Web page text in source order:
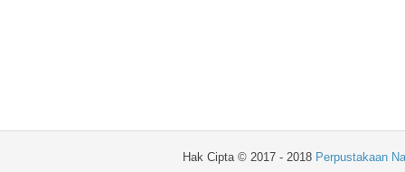
Hak Cipta © 2017 - 2018 Perpustakaan